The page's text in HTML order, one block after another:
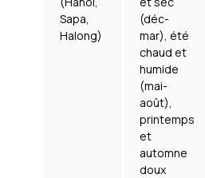
Sapa,
Halong)
(déc-
mar), été
chaud et
humide
(mai-
août),
printemps
et
automne
doux